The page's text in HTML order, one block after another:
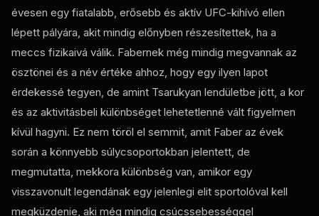
évesen egy fiatalabb, erősebb és aktív UFC-kihívó ellen
lépett pályára, akit mindig előnyben részesítettek, ha a
meccs fizikaivá válik. Fabernek még mindig megvannak az
ösztönei és a név értéke ahhoz, hogy egy ilyen lapot
érdekessé tegyen, de amint Tsarukyan lendületbe jött, a kor
és az aktivitásbeli különbséget lehetetlenné vált figyelmen
kívül hagyni. Ez nem töröl el semmit, amit Faber az évek
során a könnyebb súlycsoportokban jelentett, de
megmutatta, mekkora különbség van, amikor egy
visszavonult legendának egy jelenlegi elit sportolóval kell
megküzdenie, aki még mindig csúcssebességgel